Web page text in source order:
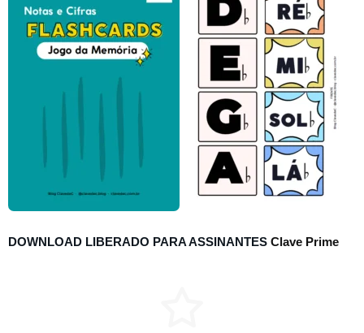
DOWNLOAD LIBERADO PARA ASSINANTES Clave Prime